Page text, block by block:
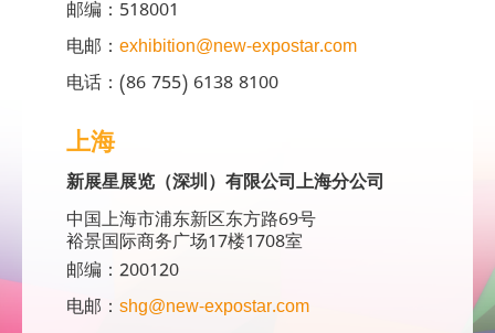
邮编：518001
电邮： exhibition@new-expostar.com
电话：(86 755) 6138 8100
上海
新展星展览（深圳）有限公司上海分公司
中国上海市浦东新区东方路69号
裕景国际商务广场17楼1708室
邮编：200120
电邮： shg@new-expostar.com